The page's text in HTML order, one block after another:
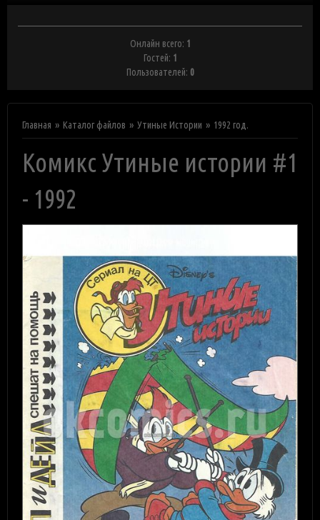
Онлайн всего: 1
Гостей: 1
Пользователей: 0
Главная Каталог файлов Утиные Истории 1992 год.
Комикс Утиные истории #1
- 1992